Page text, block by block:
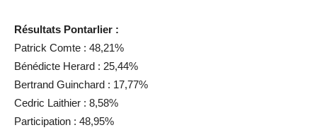
Résultats Pontarlier :
Patrick Comte : 48,21%
Bénédicte Herard : 25,44%
Bertrand Guinchard : 17,77%
Cedric Laithier : 8,58%
Participation : 48,95%